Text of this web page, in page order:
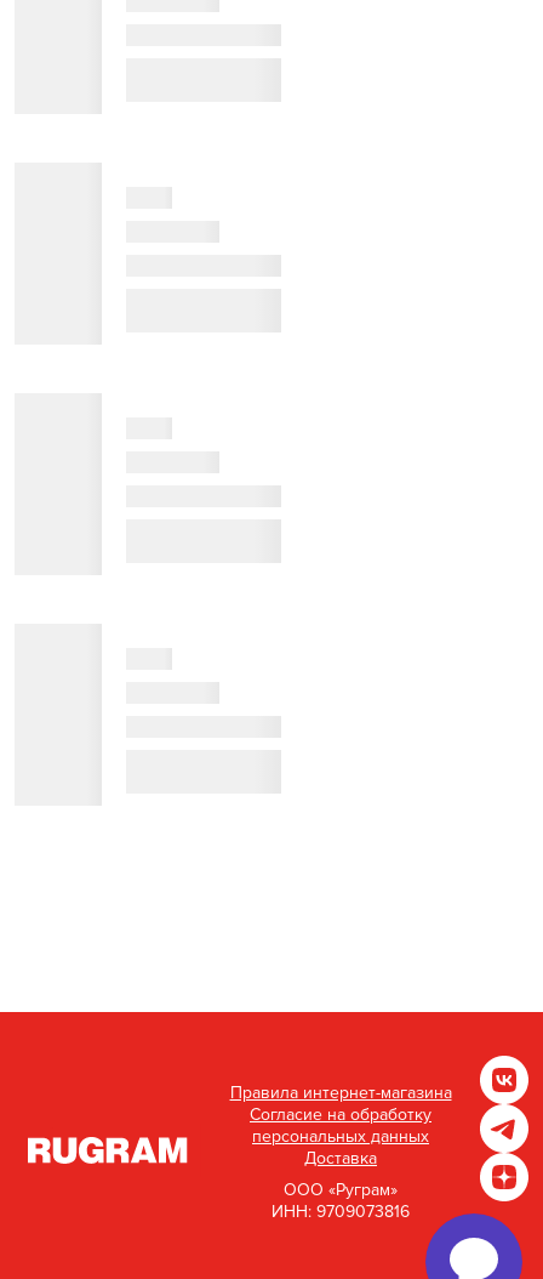
Правила интернет-магазина
Согласие на обработку
персональных данных
Доставка
ООО «Руграм»
ИНН: 9709073816